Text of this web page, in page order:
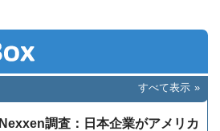
すべて表示
Nexxen調査：日本企業がアメリカ